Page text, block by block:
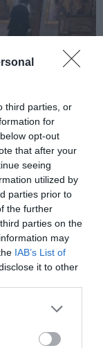
third parties, or
for
opt-out
that after your
seeing
utilized by
parties prior to
the further
parties on the
may
IAB’s List of
it to other
more Google
may click to
Ανήμερα